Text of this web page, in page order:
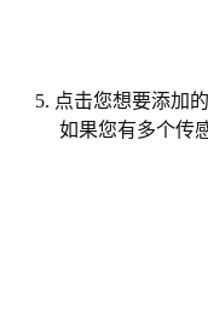
5. 点击您想要添加的
如果您有多个传